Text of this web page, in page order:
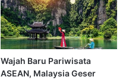
Wajah Baru Pariwisata
ASEAN, Malaysia Geser